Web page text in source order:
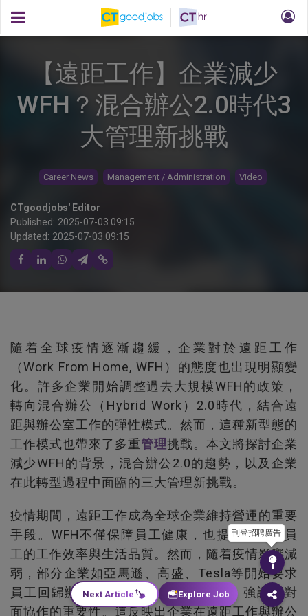
【遠距工作】企業減少
WFH？混合辦公2.0時代3
大管理新挑戰
Career News Management / Administration Video
CTgoodjobs' Editor
Published: 2025-07-03 09:15
Updated: 2025-07-03 09:15
隨着全球疫情逐漸趨緩，企業對於遠距工作
（Work From Home, WFH）的態度也出現明顯變
化。許多企業開始調整過去大規模WFH的政策，
轉向混合辦公（Hybrid Work）2.0時代，結合遠
距與辦公室工作的彈性模式。然而，這種新型態的
工作模式也帶來了多重管理挑戰。本文將探討企業
減少WFH的背景，混合辦公2.0的趨勢，以及企業
在此轉型過程中面臨的三大管理新挑戰。
疫情期間，遠距工作成為全球企業維持營運的重要
手段。WFH不僅保障員工健康，也提升了部分員
工的工作效率與生活品質。然而，隨着疫情影響減
弱，部分企業如亞馬遜、高盛、Tesla等開始要求
員工回歸辦公室，甚至取消WFH政策，強調面對
面協作的重要性。這反映出企業在遠距工作與辦公
刊登招聘廣告
Next Article Explore Job